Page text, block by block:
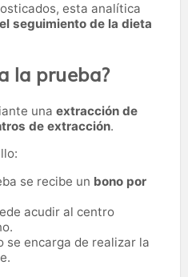
esta analítica
seguimiento de la dieta
la prueba?
una extracción de
de extracción.
se recibe un bono por
acudir al centro
se encarga de realizar la